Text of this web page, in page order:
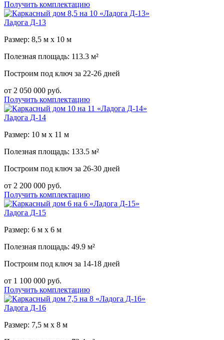
Получить комплектацию
Ладога Д-13
Размер: 8,5 м х 10 м
Полезная площадь: 113.3 м²
Построим под ключ за 22-26 дней
от 2 050 000 руб.
Получить комплектацию
Ладога Д-14
Размер: 10 м х 11 м
Полезная площадь: 133.5 м²
Построим под ключ за 26-30 дней
от 2 200 000 руб.
Получить комплектацию
Ладога Д-15
Размер: 6 м х 6 м
Полезная площадь: 49.9 м²
Построим под ключ за 14-18 дней
от 1 100 000 руб.
Получить комплектацию
Ладога Д-16
Размер: 7,5 м х 8 м